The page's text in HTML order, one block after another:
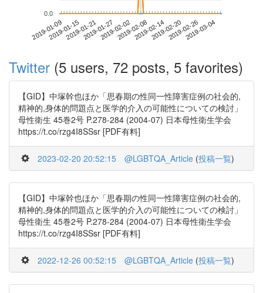
2019-01-092019-01-152019-01-212019-01-272019-02-022019-02-082019-02-142019-02-202019-02-262019-03-04
0.0
Twitter (5 users, 72 posts, 5 favorites)
【GID】中塚幹也ほか「思春期の性同一性障害症例の社会的,
精神的,身体的問題点と医学的介入の可能性についての検討」
母性衛生 45巻2号 P.278-284 (2004-07) 日本母性衛生学会
https://t.co/rzg4I8SSsr [PDF有料]
2023-02-20 20:52:15 @LGBTQA_Article (投稿一覧)
【GID】中塚幹也ほか「思春期の性同一性障害症例の社会的,
精神的,身体的問題点と医学的介入の可能性についての検討」
母性衛生 45巻2号 P.278-284 (2004-07) 日本母性衛生学会
https://t.co/rzg4I8SSsr [PDF有料]
2022-12-26 00:52:15 @LGBTQA_Article (投稿一覧)